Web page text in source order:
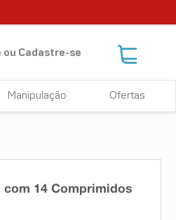
ou Cadastre-se
Manipulação Ofertas
com 14 Comprimidos